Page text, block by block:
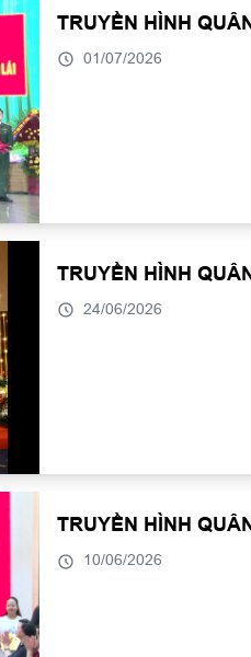
TRUYỀN HÌNH
01/07/2026
TRUYỀN HÌNH
24/06/2026
TRUYỀN HÌNH
10/06/2026